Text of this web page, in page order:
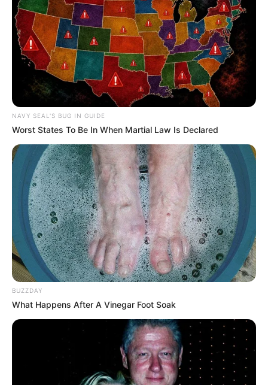
Fail! 10 Potret Makanan Gagal
Dimasak yang Bikin Kamu
Nggak Selera
10 Pose Manekin Anti
Mainstream yang Konyol
Banget
8 Kata Lucu Seputar Malam
Minggu ala Jomblo yang Bikin
NAVY SEAL'S BUG IN GUIDE
Worst States To Be In When Martial Law Is Declared
BUZZDAY
What Happens After A Vinegar Foot Soak